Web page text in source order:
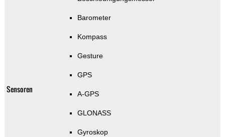
Sensoren
Barometer
Kompass
Gesture
GPS
A-GPS
GLONASS
Gyroskop